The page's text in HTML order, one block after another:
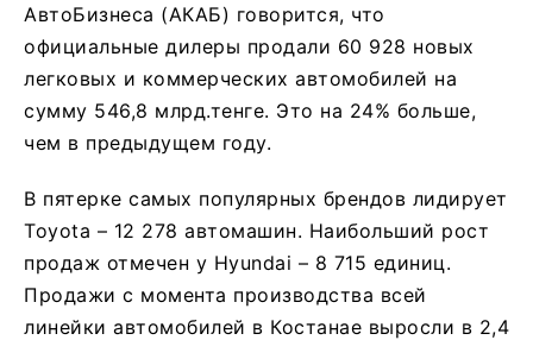
АвтоБизнеса (АКАБ) говорится, что
официальные дилеры продали 60 928 новых
легковых и коммерческих автомобилей на
сумму 546,8 млрд.тенге. Это на 24% больше,
чем в предыдущем году.
В пятерке самых популярных брендов лидирует
Toyota – 12 278 автомашин. Наибольший рост
продаж отмечен у Hyundai – 8 715 единиц.
Продажи с момента производства всей
линейки автомобилей в Костанае выросли в 2,4